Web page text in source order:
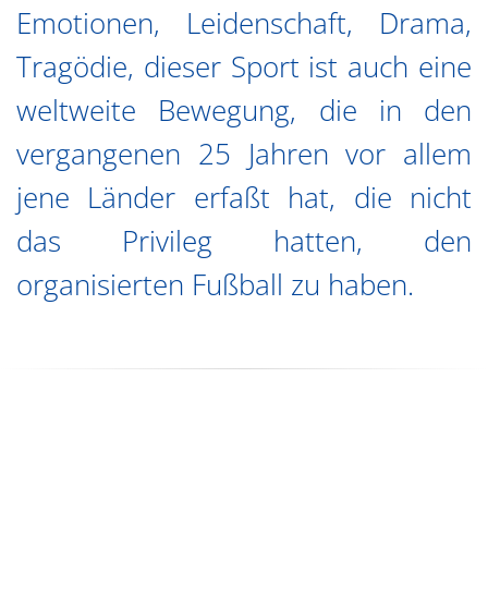
Emotionen, Leidenschaft, Drama,
Tragödie, dieser Sport ist auch eine
weltweite Bewegung, die in den
vergangenen 25 Jahren vor allem
jene Länder erfaßt hat, die nicht
das Privileg hatten, den
organisierten Fußball zu haben.